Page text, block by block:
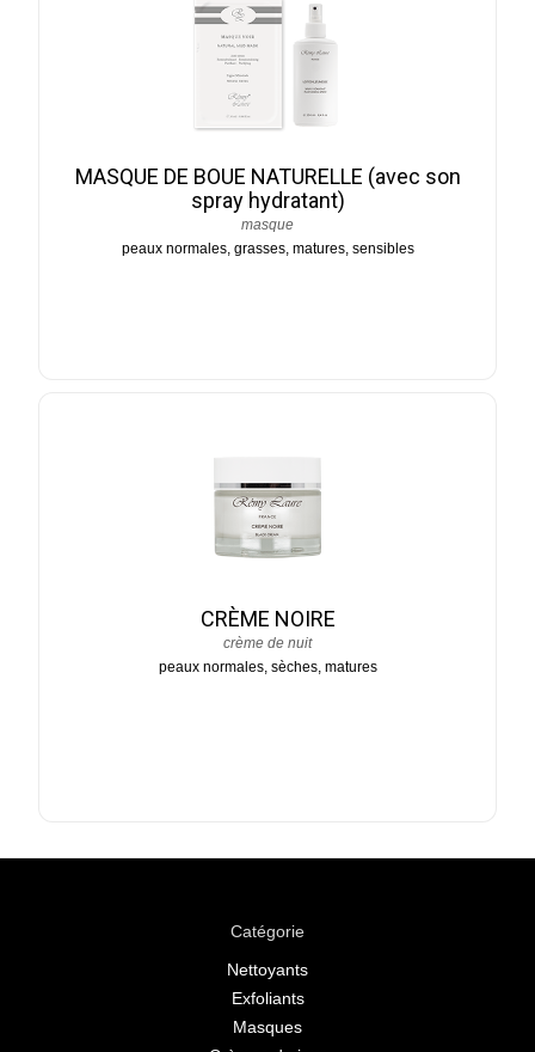
MASQUE DE BOUE NATURELLE (avec son
spray hydratant)
masque
peaux normales, grasses, matures, sensibles
CRÈME NOIRE
crème de nuit
peaux normales, sèches, matures
Catégorie
Nettoyants
Exfoliants
Masques